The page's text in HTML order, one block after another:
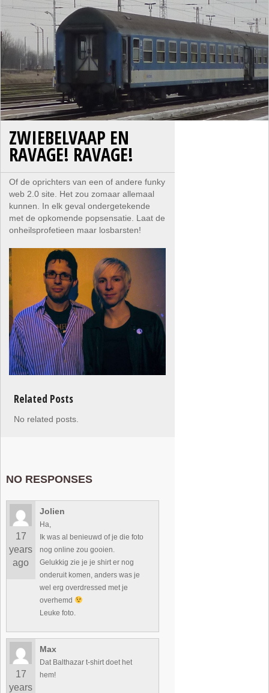
ZWIEBELVAAP EN
RAVAGE! RAVAGE!
Of de oprichters van een of andere funky
web 2.0 site. Het zou zomaar allemaal
kunnen. In elk geval ondergetekende
met de opkomende popsensatie. Laat de
onheilsprofetieen maar losbarsten!
Related Posts
No related posts.
NO RESPONSES
17
years
ago
Jolien
Ha,
Ik was al benieuwd of je die foto
nog online zou gooien.
Gelukkig zie je je shirt er nog
onderuit komen, anders was je
wel erg overdressed met je
overhemd
Leuke foto.
17
years
Max
Dat Balthazar t-shirt doet het
hem!